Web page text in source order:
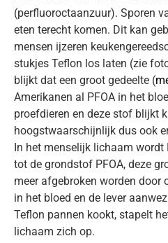
(perfluoroctaanzuur). Sporen
eten terecht komen. Dit kan
mensen ijzeren
stukjes Teflon los laten (zie
blijkt dat een groot gedeelte (
Amerikanen al PFOA in het
proefdieren en deze stof blijkt
hoogstwaarschijnlijk dus ook
In het menselijk lichaam wordt
tot de grondstof PFOA, deze
meer afgebroken worden door
in het bloed en de lever
Teflon pannen kookt, stapelt
lichaam zich op.